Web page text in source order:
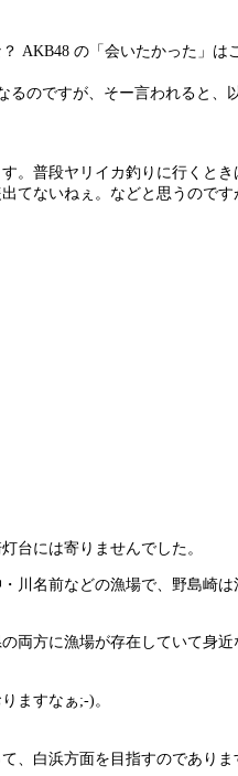
AKB48 の「会いたかった」は
るのですが、そー言われると、
。普段ヤリイカ釣りに行くとき
てないねぇ。などと思うのです
台には寄りませんでした。
川名前などの漁場で、野島崎
両方に漁場が存在していて身近
ますなぁ;-)。
、白浜方面を目指すのでありま